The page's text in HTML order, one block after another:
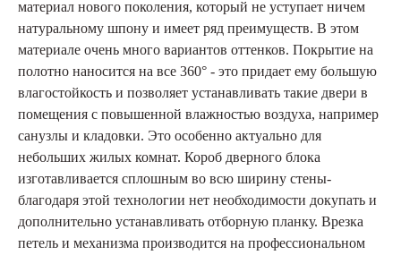
материал нового поколения, который не уступает ничем
натуральному шпону и имеет ряд преимуществ. В этом
материале очень много вариантов оттенков. Покрытие на
полотно наносится на все 360° - это придает ему большую
влагостойкость и позволяет устанавливать такие двери в
помещения с повышенной влажностью воздуха, например
санузлы и кладовки. Это особенно актуально для
небольших жилых комнат. Короб дверного блока
изготавливается сплошным во всю ширину стены-
благодаря этой технологии нет необходимости докупать и
дополнительно устанавливать отборную планку. Врезка
петель и механизма производится на профессиональном